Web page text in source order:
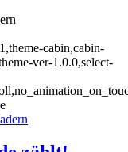
cabin,cabin-
ver-1.0.0,select-